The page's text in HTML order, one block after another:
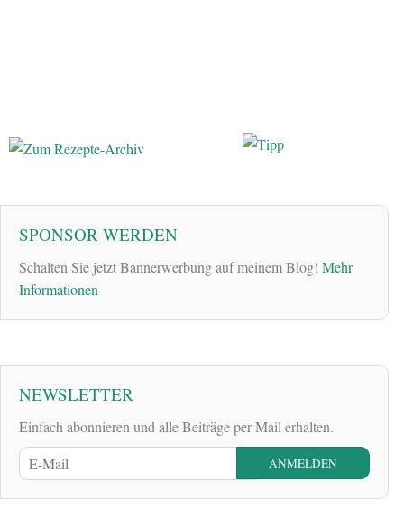
SPONSOR WERDEN
Schalten Sie jetzt Bannerwerbung auf meinem Blog! Mehr
Informationen
NEWSLETTER
Einfach abonnieren und alle Beiträge per Mail erhalten.